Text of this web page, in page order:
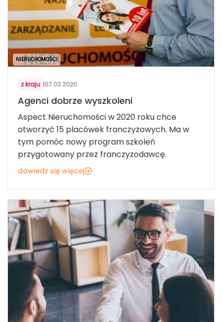
NIERUCHOMOŚCI
z kraju |07.03.2020
Agenci dobrze wyszkoleni
Aspect Nieruchomości w 2020 roku chce
otworzyć 15 placówek franczyzowych. Ma w
tym pomóc nowy program szkoleń
przygotowany przez franczyzodawcę.
dowiedz się więcej